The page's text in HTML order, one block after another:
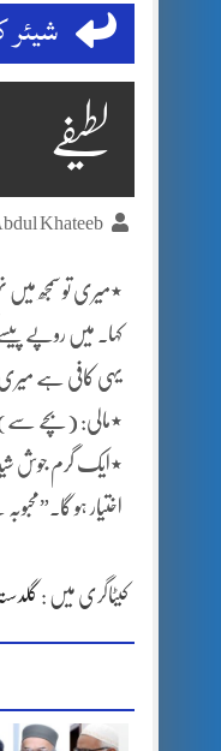
لطیفے
Khateeb
٭میری تو سمجھ
کہا۔ میں روپے
یہی کافی ہے
٭مالی: (بچے سے) تم
٭ایک گرم جوش
اختیار ہو
کیٹاگری میں :